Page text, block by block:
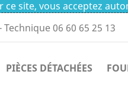
ce site, vous acceptez
Technique 06 60 65 25 13
PIÈCES DÉTACHÉES